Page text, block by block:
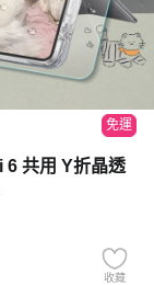
免運
6 共用 Y折晶透
收藏